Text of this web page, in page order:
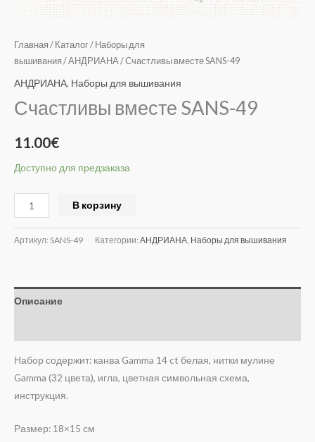
Главная / Каталог/ Наборы для
вышивания /АНДРИАНА/ Счастливы вместе SANS-49
АНДРИАНА, Наборы для вышивания
Счастливы вместе SANS-49
11.00€
Доступно для предзаказа
В корзину
Артикул: SANS-49 Категории: АНДРИАНА Наборы для вышивания
Описание
Набор содержит: канва Gamma 14 ct белая, нитки мулине
Gamma (32 цвета), игла, цветная символьная схема,
инструкция.
Размер: 18×15 см